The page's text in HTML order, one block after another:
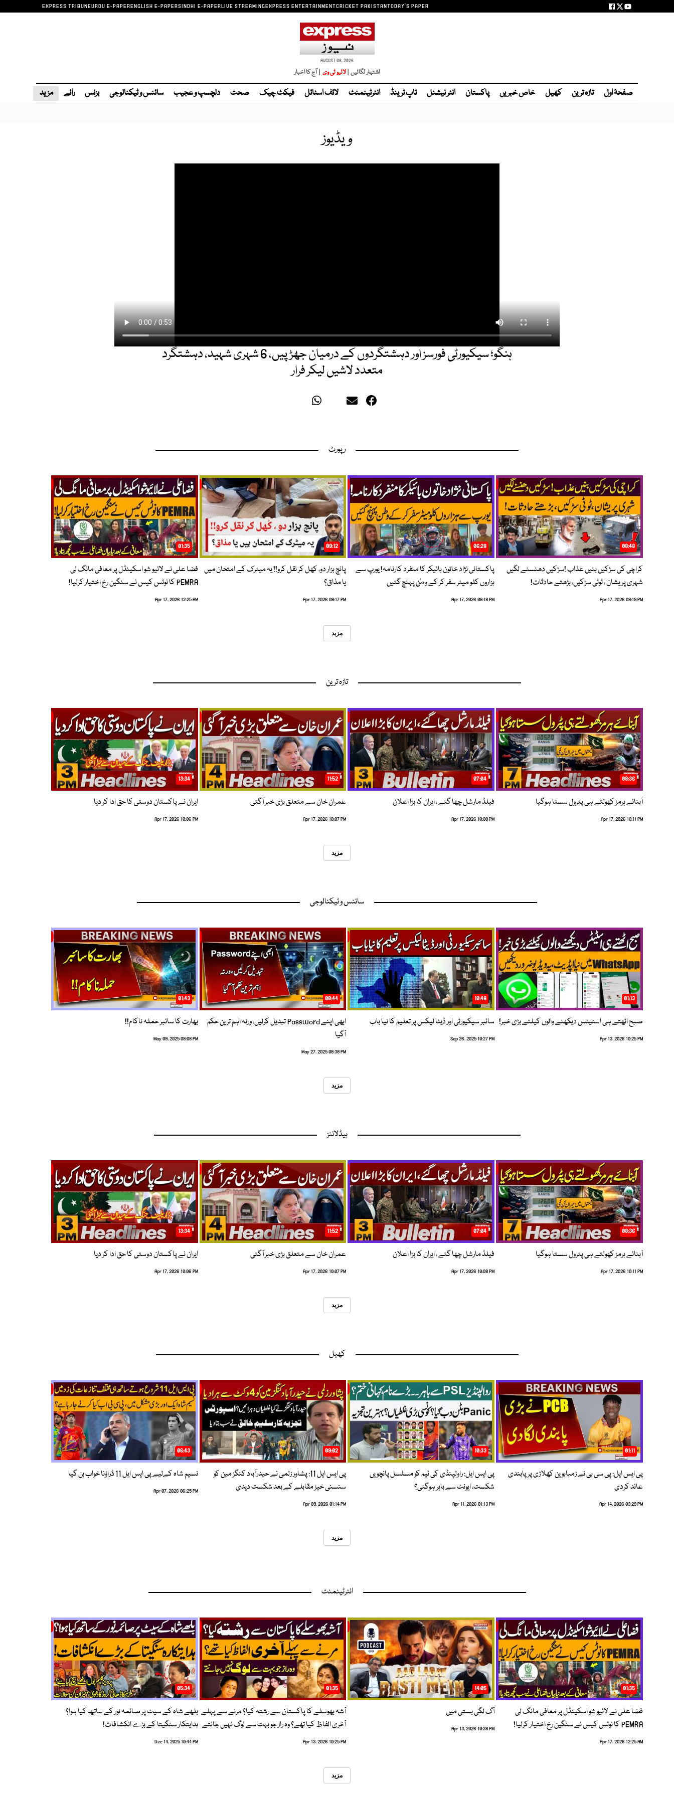
EXPRESS TRIBUNEURDU E-PAPERENGLISH E-PAPERSINDHI E-PAPERLIVE STREAMINGEXPRESS ENTERTAINMENTCRICKET PAKISTANTODAY'S PAPER
AUGUST 08, 2026
اشتہار لگائیں |لائیو ٹی وی | آج کا اخبار
صفحۂ اول تازہ ترین کھیل خاص خبریں پاکستان انٹر نیشنل ٹاپ ٹرینڈ انٹرٹینمنٹ لائف اسٹائل فیکٹ چیک صحت دلچسپ و عجیب سائنس و ٹیکنالوجی بزنس رائے مزید
ویڈیوز
ہنگو؛ سیکیورٹی فورسز اور دہشتگردوں کے درمیان جھڑپیں، 6 شہری شہید، دہشتگرد
متعدد لاشیں لیکر فرار
رپورٹ
08:48
کراچی کی سڑکیں بنیں عذاب !سڑکیں دھنسنے لگیں
شہری پریشان ، ٹوٹی سڑکیں، بڑھتے حادثات!
Apr 17, 2026 08:19 PM
06:28
پاکستانی نژاد خاتون بائیکر کا منفرد کارنامہ! یورپ سے
ہزاروں کلو میٹر سفر کر کے وطن پہنچ گئیں
Apr 17, 2026 08:18 PM
09:12
پانچ ہزار دو، کھل کر نقل کرو!! یہ میٹرک کے امتحان میں
یا مذاق؟
Apr 17, 2026 08:17 PM
01:35
فضا علی نے لائیو شو اسکینڈل پر معافی مانگ لی
PEMRA کا نوٹس کیس نے سنگین رخ اختیار کرلیا!
Apr 17, 2026 12:25 AM
مزید
تازہ ترین
08:36
آبنائے ہرمز کھولتے ہی پٹرول سستا ہوگیا
Apr 17, 2026 10:11 PM
07:04
فیلڈ مارشل چھا گئے ، ایران کا بڑا اعلان
Apr 17, 2026 10:08 PM
11:52
عمران خان سے متعلق بڑی خبر آگئی
Apr 17, 2026 10:07 PM
13:34
ایران نے پاکستان دوستی کا حق ادا کر دیا
Apr 17, 2026 10:06 PM
مزید
سائنس و ٹیکنالوجی
01:13
صبح اٹھتے ہی اسٹیٹس دیکھنے والوں کیلئے بڑی خبر!
Apr 13, 2026 10:25 PM
10:48
سائبر سیکیورٹی اور ڈیٹا لیکس پر تعلیم کا نیا باب
Sep 26, 2025 10:27 PM
00:44
ابھی اپنے Password تبدیل کرلیں، ورنہ اہم ترین حکم
آگیا
May 27, 2025 08:38 PM
01:43
بھارت کا سائبر حملہ ناکام!!
May 09, 2025 08:08 PM
مزید
ہیڈلائنز
08:36
آبنائے ہرمز کھولتے ہی پٹرول سستا ہوگیا
Apr 17, 2026 10:11 PM
07:04
فیلڈ مارشل چھا گئے ، ایران کا بڑا اعلان
Apr 17, 2026 10:08 PM
11:52
عمران خان سے متعلق بڑی خبر آگئی
Apr 17, 2026 10:07 PM
13:34
ایران نے پاکستان دوستی کا حق ادا کر دیا
Apr 17, 2026 10:06 PM
مزید
کھیل
01:11
پی ایس ایل: پی سی بی نے زمبابوین کھلاڑی پر پابندی
عائد کردی
Apr 14, 2026 03:29 PM
10:33
پی ایس ایل: راولپنڈی کی ٹیم کو مسلسل پانچویں
شکست، ایونٹ سے باہر ہوگئی؟
Apr 11, 2026 01:13 PM
09:02
پی ایس ایل 11: پشاور زلمی نے حیدرآباد کنگز مین کو
سنسنی خیز مقابلے کے بعد شکست دیدی
Apr 09, 2026 01:14 PM
06:43
نسیم شاہ کےلیے پی ایس ایل 11 ڈراؤنا خواب بن گیا
Apr 07, 2026 06:25 PM
مزید
انٹرٹینمنٹ
01:35
فضا علی نے لائیو شو اسکینڈل پر معافی مانگ لی
PEMRA کا نوٹس کیس نے سنگین رخ اختیار کرلیا!
Apr 17, 2026 12:25 AM
14:05
آگ لگی بستی میں
Apr 13, 2026 10:38 PM
01:35
آشہ بھوسلے کا پاکستان سے رشتہ کیا؟ مرنے سے پہلے
آخری الفاظ کیا تھے؟ وہ راز جو بہت سے لوگ نہیں جانتے
Apr 13, 2026 10:25 PM
05:34
بلھے شاہ کے سیٹ پر صائمہ نور کے ساتھ کیا ہوا؟
ہدایتکار سنگیتا کے بڑے انکشافات!
Dec 14, 2025 10:44 PM
مزید